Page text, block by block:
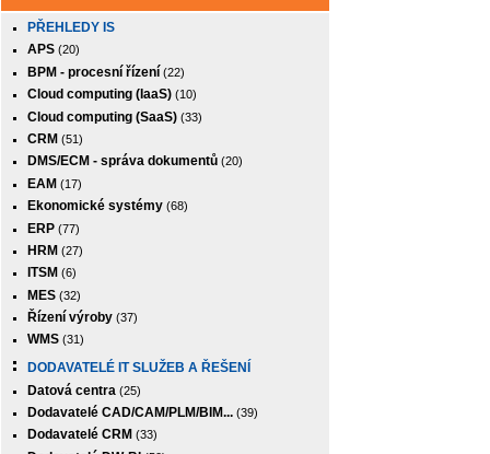
PŘEHLEDY IS
APS (20)
BPM - procesní řízení (22)
Cloud computing (IaaS) (10)
Cloud computing (SaaS) (33)
CRM (51)
DMS/ECM - správa dokumentů (20)
EAM (17)
Ekonomické systémy (68)
ERP (77)
HRM (27)
ITSM (6)
MES (32)
Řízení výroby (37)
WMS (31)
DODAVATELÉ IT SLUŽEB A ŘEŠENÍ
Datová centra (25)
Dodavatelé CAD/CAM/PLM/BIM... (39)
Dodavatelé CRM (33)